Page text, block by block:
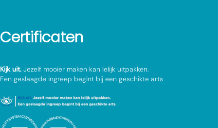
Certificaten
Kijk uit. Jezelf mooier maken kan lelijk uitpakken.
Een geslaagde ingreep begint bij een geschikte arts